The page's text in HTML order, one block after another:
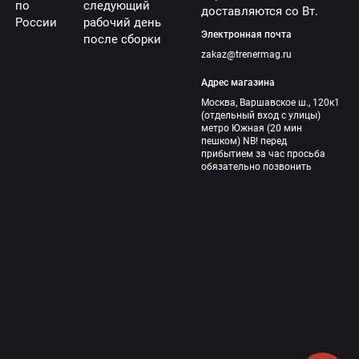
по
России
следующий
рабочий день
после сборки
доставляются со Вт.
Электронная почта
zakaz@trenermag.ru
Адрес магазина
Москва, Варшавское ш., 120к1
(отдельный вход с улицы)
метро Южная (20 мин
пешком) NB! перед
прибытием за час просьба
обязательно позвонить